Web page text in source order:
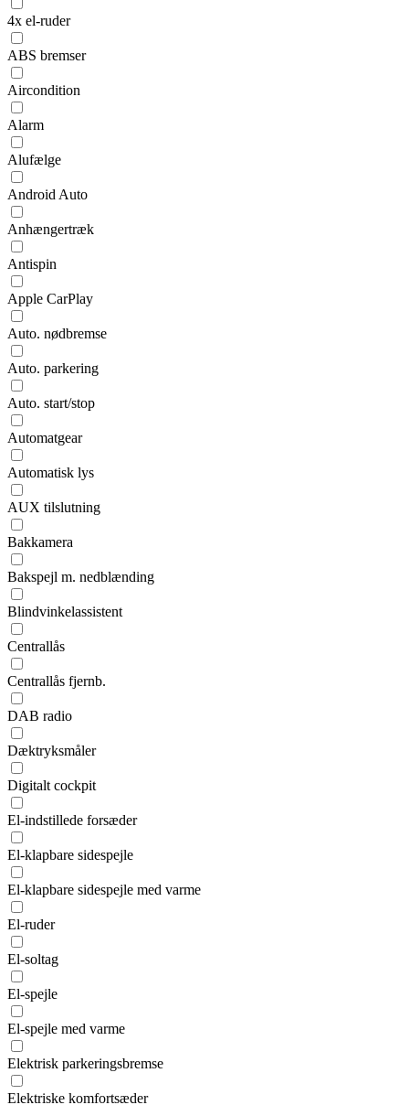
4x el-ruder
ABS bremser
Aircondition
Alarm
Alufælge
Android Auto
Anhængertræk
Antispin
Apple CarPlay
Auto. nødbremse
Auto. parkering
Auto. start/stop
Automatgear
Automatisk lys
AUX tilslutning
Bakkamera
Bakspejl m. nedblænding
Blindvinkelassistent
Centrallås
Centrallås fjernb.
DAB radio
Dæktryksmåler
Digitalt cockpit
El-indstillede forsæder
El-klapbare sidespejle
El-klapbare sidespejle med varme
El-ruder
El-soltag
El-spejle
El-spejle med varme
Elektrisk parkeringsbremse
Elektriske komfortsæder